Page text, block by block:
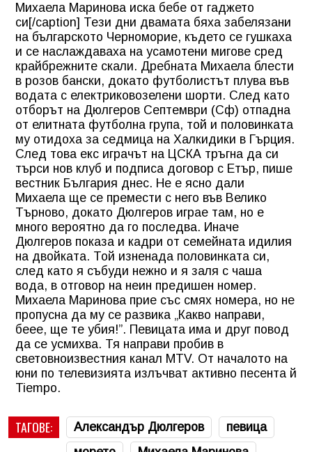
Михаела Маринова иска бебе от гаджето
си[/caption] Тези дни двамата бяха забелязани
на българското Черноморие, където се гушкаха
и се наслаждаваха на усамотени мигове сред
крайбрежните скали. Дребната Михаела блести
в розов бански, докато футболистът плува във
водата с електриковозелени шорти. След като
отборът на Дюлгеров Септември (Сф) отпадна
от елитната футболна група, той и половинката
му отидоха за седмица на Халкидики в Гърция.
След това екс играчът на ЦСКА тръгна да си
търси нов клуб и подписа договор с Етър, пише
вестник България днес. Не е ясно дали
Михаела ще се премести с него във Велико
Търново, докато Дюлгеров играе там, но е
много вероятно да го последва. Иначе
Дюлгеров показа и кадри от семейната идилия
на двойката. Той изненада половинката си,
след като я събуди нежно и я заля с чаша
вода, в отговор на неин предишен номер.
Михаела Маринова прие със смях номера, но не
пропусна да му се развика „Какво направи,
беее, ще те убия!”. Певицата има и друг повод
да се усмихва. Тя направи пробив в
световноизвестния канал MTV. От началото на
юни по телевизията излъчват активно песента й
Tiempo.
ТАГОВЕ: Александър Дюлгеров
певица